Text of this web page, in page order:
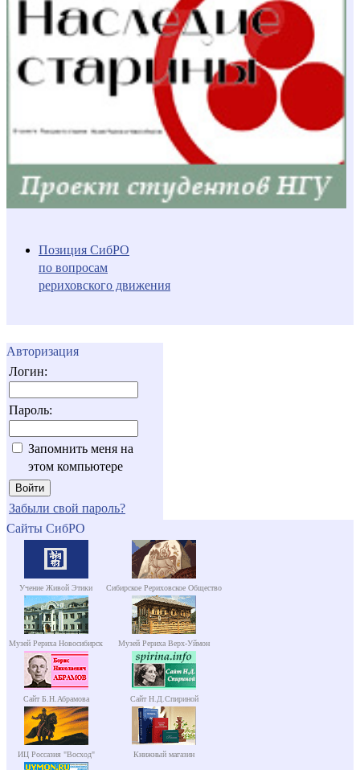
Позиция СибРО
по вопросам
рериховского движения
Авторизация
Логин:
Пароль:
Запомнить меня на
этом компьютере
Забыли свой пароль?
Сайты СибРО
Учение Живой Этики Сибирское Рериховское Общество
Музей Рериха Новосибирск Музей Рериха Верх-Уймон
Сайт Б.Н.Абрамова Сайт Н.Д.Спириной
ИЦ Россазия "Восход" Книжный магазин